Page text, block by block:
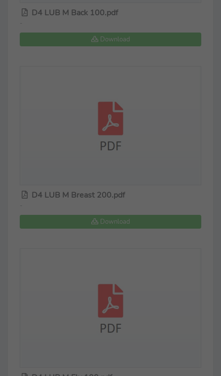
D4 LUB M Back 100.pdf
-
Download
D4 LUB M Breast 200.pdf
-
Download